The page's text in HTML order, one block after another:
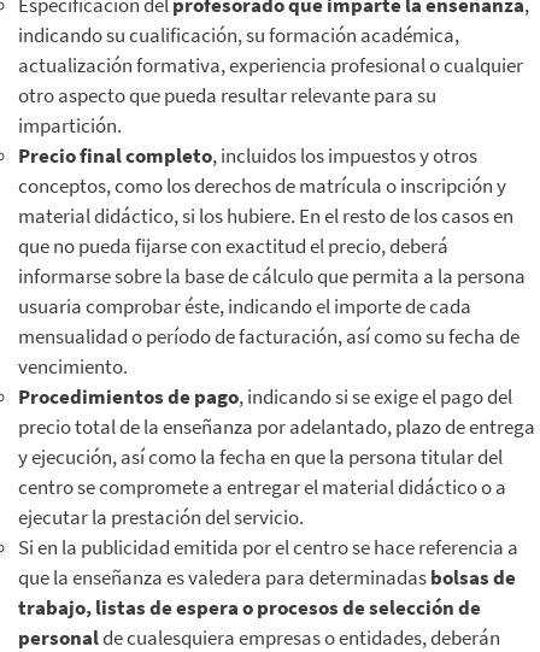
indicando su cualificación, su formación académica,
actualización formativa, experiencia profesional o cualquier
otro aspecto que pueda resultar relevante para su
impartición.
Precio final completo, incluidos los impuestos y otros
conceptos, como los derechos de matrícula o inscripción y
material didáctico, si los hubiere. En el resto de los casos en
que no pueda fijarse con exactitud el precio, deberá
informarse sobre la base de cálculo que permita a la persona
usuaria comprobar éste, indicando el importe de cada
mensualidad o período de facturación, así como su fecha de
vencimiento.
Procedimientos de pago, indicando si se exige el pago del
precio total de la enseñanza por adelantado, plazo de entrega
y ejecución, así como la fecha en que la persona titular del
centro se compromete a entregar el material didáctico o a
ejecutar la prestación del servicio.
Si en la publicidad emitida por el centro se hace referencia a
que la enseñanza es valedera para determinadasbolsas de
trabajo, listas de espera o procesos de selección de
personalde cualesquiera empresas o entidades, deberán